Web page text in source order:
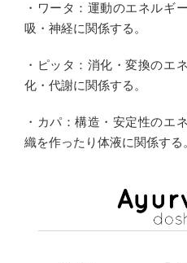
・ワータ：運動のエネルギ
吸・神経に関係する。
・ピッタ：消化・変換のエ
化・代謝に関係する。
・カパ：構造・安定性のエ
織を作ったり体液に関係する